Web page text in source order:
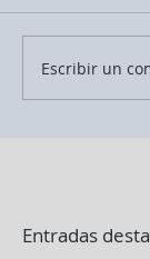
Escribir un
Entradas